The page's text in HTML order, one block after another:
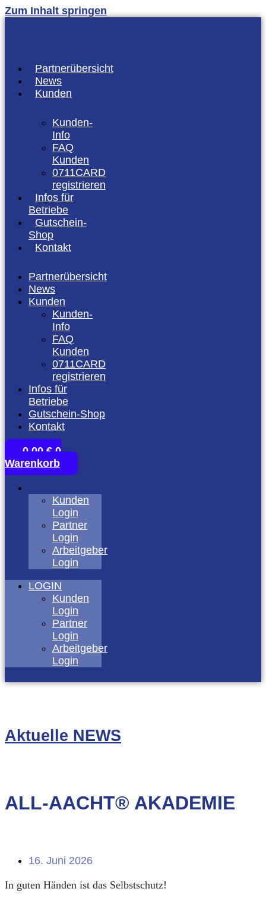
Zum Inhalt springen
Partnerübersicht
News
Kunden
Kunden-
Info
FAQ
Kunden
0711CARD
registrieren
Infos für
Betriebe
Gutschein-
Shop
Kontakt
Partnerübersicht
News
Kunden
Kunden-
Info
FAQ
Kunden
0711CARD
registrieren
Infos für
Betriebe
Gutschein-Shop
Kontakt
0,00 € 0
Warenkorb
Kunden
Login
Partner
Login
Arbeitgeber
Login
LOGIN
Kunden
Login
Partner
Login
Arbeitgeber
Login
Aktuelle NEWS
ALL-AACHT® AKADEMIE
16. Juni 2026
In guten Händen ist das Selbstschutz!